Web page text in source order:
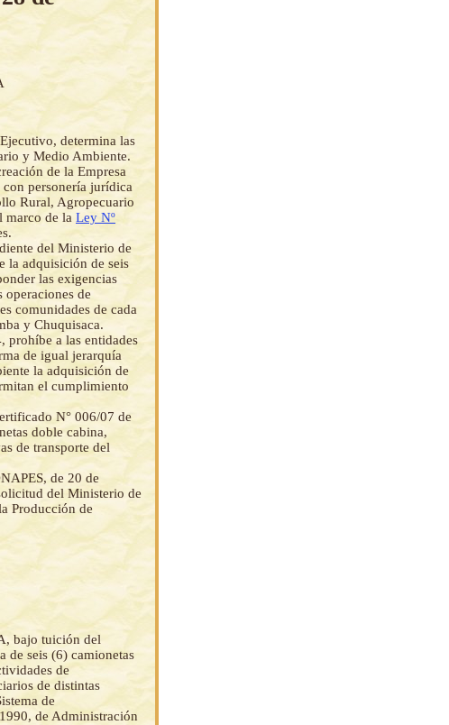
determina las
y Medio Ambiente.
de la Empresa
personería jurídica
Rural, Agropecuario
marco de la Ley Nº
del Ministerio de
la adquisición de seis
las exigencias
operaciones de
comunidades de cada
y Chuquisaca.
prohíbe a las entidades
de igual jerarquía
la adquisición de
el cumplimiento
N° 006/07 de
doble cabina,
de transporte del
de 20 de
del Ministerio de
Producción de
bajo tuición del
de seis (6) camionetas
de
de distintas
de
de Administración